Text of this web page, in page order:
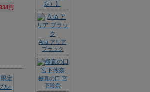
円
定）】
Aria アリア
ブラック
極真の口 宮
下玲奈